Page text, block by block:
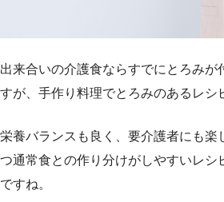
出来合いの介護食ならすでにとろみが
すが、手作り料理でとろみのあるレシ
栄養バランスも良く、要介護者にも楽
つ通常食との作り分けがしやすいレシ
ですね。